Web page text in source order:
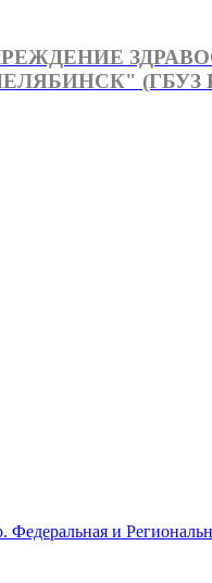
(ГБУЗ
Федеральная и